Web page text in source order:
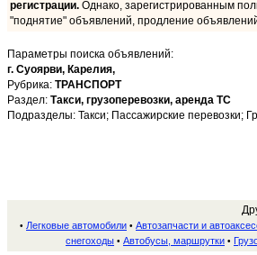
регистрации. Однако, зарегистрированным
"поднятие" объявлений, продление
Параметры поиска объявлений:
г. Суоярви, Карелия,
Рубрика: ТРАНСПОРТ
Раздел: Такси, грузоперевозки, аренда ТС
Подразделы: Такси; Пассажирские перевозки;
• Легковые автомобили • Автозапчасти и
снегоходы • Автобусы, маршрутки •